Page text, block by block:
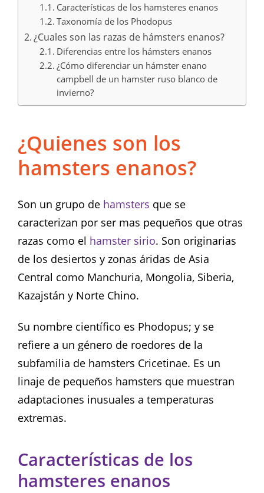
Características de los hamsteres enanos
Taxonomía de los Phodopus
¿Cuales son las razas de hámsters enanos?
Diferencias entre los hámsters enanos
¿Cómo diferenciar un hámster enano
campbell de un hamster ruso blanco de
invierno?
¿Quienes son los
hamsters enanos?
Son un grupo de hamsters que se
caracterizan por ser mas pequeños que otras
razas como el hamster sirio. Son originarias
de los desiertos y zonas áridas de Asia
Central como Manchuria, Mongolia, Siberia,
Kazajstán y Norte Chino.
Su nombre científico es Phodopus; y se
refiere a un género de roedores de la
subfamilia de hamsters Cricetinae. Es un
linaje de pequeños hamsters que muestran
adaptaciones inusuales a temperaturas
extremas.
Características de los
hamsteres enanos